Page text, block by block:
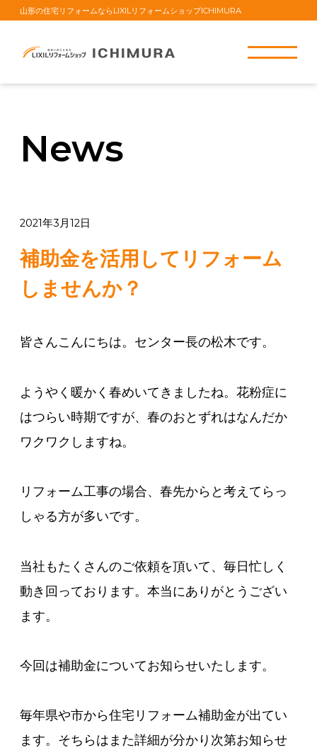
山形の住宅リフォームならLIXILリフォームショップICHIMURA
News
2021年3月12日
補助金を活用してリフォーム
しませんか？
皆さんこんにちは。センター長の松木です。
ようやく暖かく春めいてきましたね。花粉症に
はつらい時期ですが、春のおとずれはなんだか
ワクワクしますね。
リフォーム工事の場合、春先からと考えてらっ
しゃる方が多いです。
当社もたくさんのご依頼を頂いて、毎日忙しく
動き回っております。本当にありがとうござい
ます。
今回は補助金についてお知らせいたします。
毎年県や市から住宅リフォーム補助金が出てい
ます。そちらはまた詳細が分かり次第お知らせ